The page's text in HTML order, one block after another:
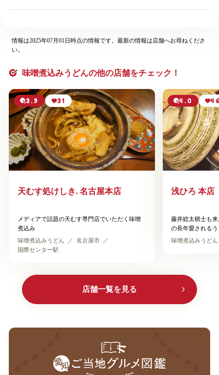
情報は2025年07月01日時点の情報です。最新の情報は店舗へお尋ねくださ
い。
味噌煮込みうどんの他の店舗をチェック！
3.9 31
天むす処けしき. 名古屋本店
メディアで話題の天むす専門店でいただく味噌
煮込み
味噌煮込みうどん
名古屋市
国際センター駅
4.0
浅ひろ 本店
藤井総太棋士も
の長年愛される
味噌煮込みうどん
店舗一覧を見る